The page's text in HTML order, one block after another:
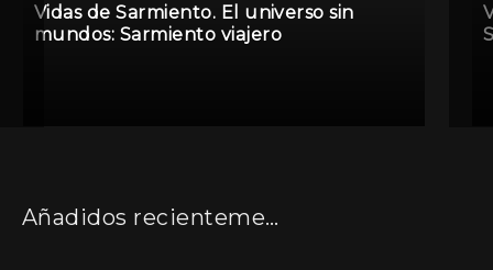
Vidas de Sarmiento. El universo sin
mundos: Sarmiento viajero
Añadidos recientemente